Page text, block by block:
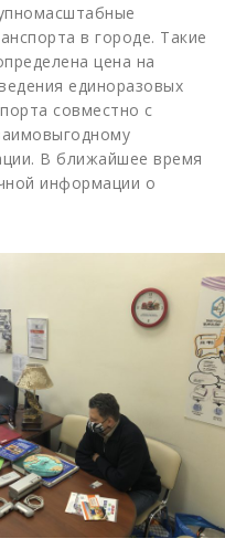
в городе. Такие
цена на
единоразовых
совместно с
В ближайшее время
информации о